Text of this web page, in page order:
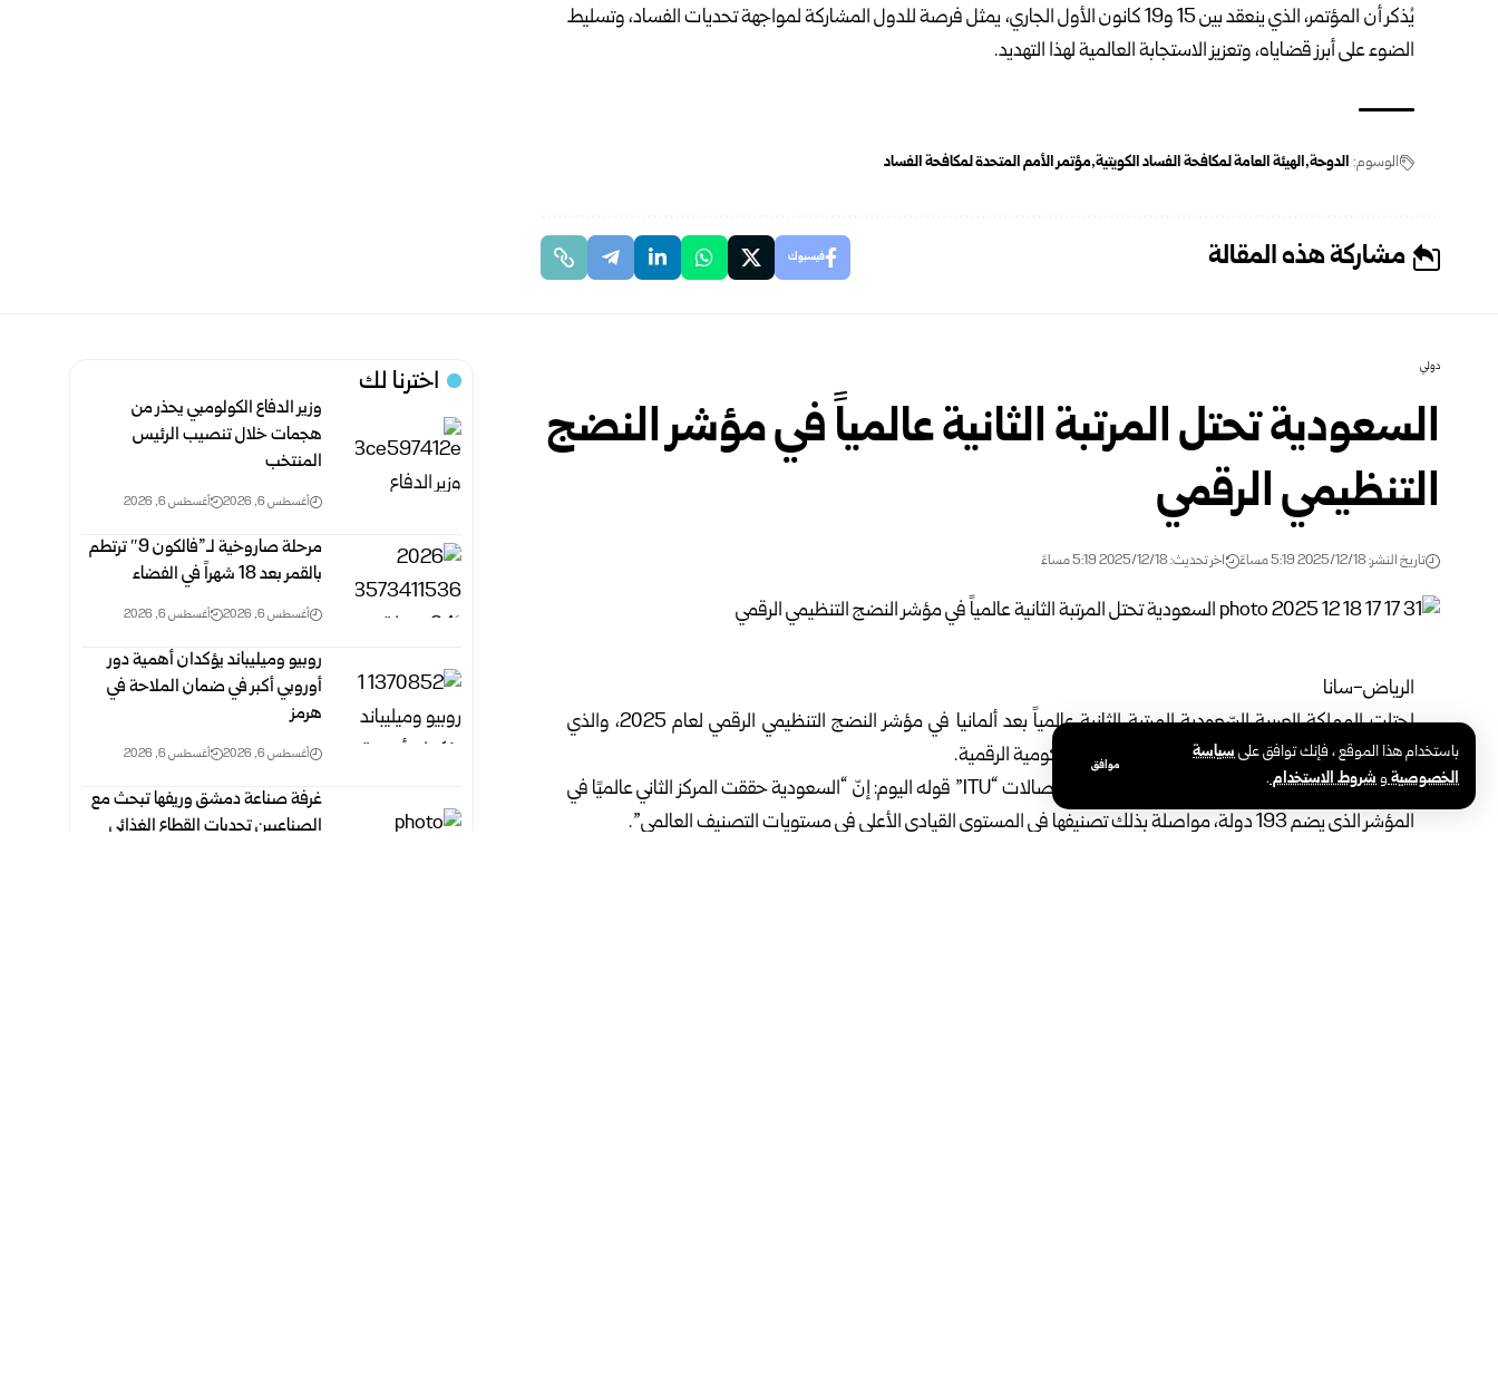
باستخدام هذا الموقع ، فإنك توافق علىسياسة
الخصوصيةوشروط الاستخدام.
موافق
يُذكر أن المؤتمر، الذي ينعقد بين 15 و19 كانون الأول الجاري، يمثل فرصة للدول المشاركة لمواجهة تحديات الفساد، وتسليط
الضوء على أبرز قضاياه، وتعزيز الاستجابة العالمية لهذا التهديد.
الوسوم: الدوحة الهيئة العامة لمكافحة الفساد الكويتية مؤتمر الأمم المتحدة لمكافحة الفساد
مشاركة هذه المقالة فيسبوك
دولي
السعودية تحتل المرتبة الثانية عالمياً في مؤشر النضج
التنظيمي الرقمي
تاريخ النشر: 2025/12/18 5:19 مساءً اخر تحديث: 2025/12/18 5:19 مساءً
الرياض-سانا
احتلت المملكة العربية السّعودية المرتبة الثانية عالمياً بعد ألمانيا في مؤشر النضج التنظيمي الرقمي لعام 2025، والذي
يهدف الى قياس مدى تطور المنصات والخدمات الحكومية الرقمية.
ونقلت وكالة الأنباء السعودية عن الاتحاد الدولي للاتصالات “ITU” قوله اليوم: إنّ “السعودية حققت المركز الثاني عالميًا في
المؤشر الذي يضم 193 دولة، مواصلة بذلك تصنيفها في المستوى القيادي الأعلى في مستويات التصنيف العالمي”.
اخترنا لك
وزير الدفاع الكولومبي يحذر من
هجمات خلال تنصيب الرئيس
المنتخب
أغسطس 6, 2026 أغسطس 6, 2026
مرحلة صاروخية لـ”فالكون 9″ ترتطم
بالقمر بعد 18 شهراً في الفضاء
أغسطس 6, 2026 أغسطس 6, 2026
روبيو وميليباند يؤكدان أهمية دور
أوروبي أكبر في ضمان الملاحة في
هرمز
أغسطس 6, 2026 أغسطس 6, 2026
غرفة صناعة دمشق وريفها تبحث مع
الصناعيين تحديات القطاع الغذائي